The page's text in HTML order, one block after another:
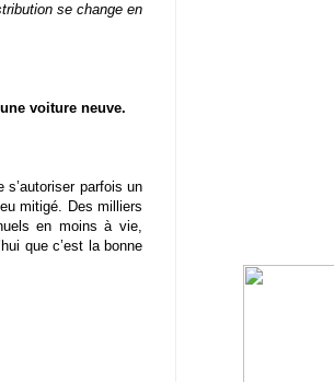
se change en
voiture neuve.
parfois un
mitigé. Des milliers
en moins à vie,
que c’est la bonne